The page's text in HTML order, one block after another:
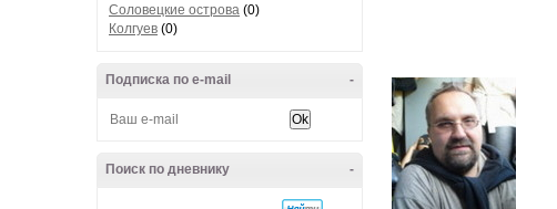
Соловецкие острова (0)
Колгуев (0)
-
Подписка по e-mail
-
Поиск по дневнику